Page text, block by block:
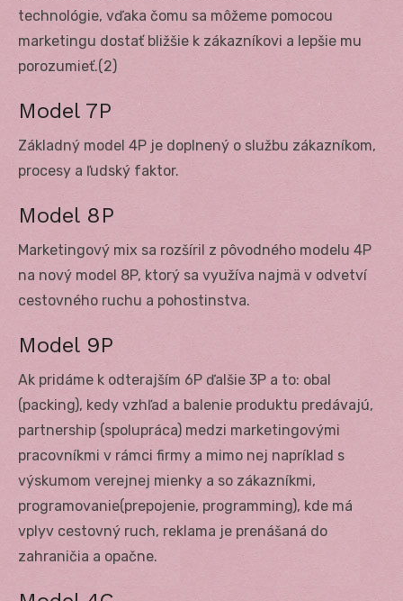
technológie, vďaka čomu sa môžeme pomocou
marketingu dostať bližšie k zákazníkovi a lepšie mu
porozumieť.(2)
Model 7P
Základný model 4P je doplnený o službu zákazníkom,
procesy a ľudský faktor.
Model 8P
Marketingový mix sa rozšíril z pôvodného modelu 4P
na nový model 8P, ktorý sa využíva najmä v odvetví
cestovného ruchu a pohostinstva.
Model 9P
Ak pridáme k odterajším 6P ďalšie 3P a to: obal
(packing), kedy vzhľad a balenie produktu predávajú,
partnership (spolupráca) medzi marketingovými
pracovníkmi v rámci firmy a mimo nej napríklad s
výskumom verejnej mienky a so zákazníkmi,
programovanie(prepojenie, programming), kde má
vplyv cestovný ruch, reklama je prenášaná do
zahraničia a opačne.